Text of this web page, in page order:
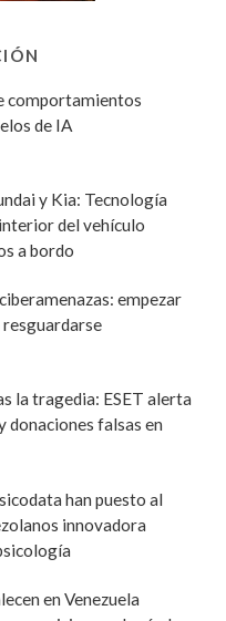
comportamientos
de IA
y Kia: Tecnología
del vehículo
a bordo
empezar
la tragedia: ESET alerta
donaciones falsas en
han puesto al
innovadora
en Venezuela